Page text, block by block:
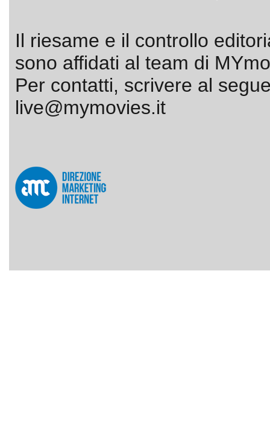
Il riesame e il controllo
sono affidati al team di
Per contatti, scrivere al
live@mymovies.it